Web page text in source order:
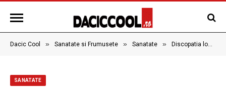
Dacic Cool » Sanatate si Frumusete » Sanatate » Discopatia lombara – cauze, simptome, tratament
SANATATE